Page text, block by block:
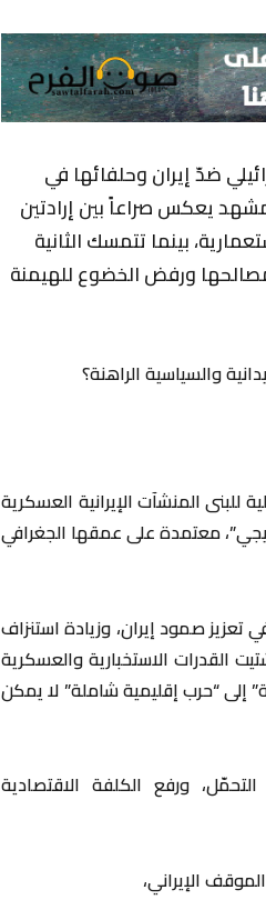
ضدّ إيران وحلفائها في
يعكس صراعاً بين إرادتين
بينما تتمسك الثانية
ورفض الخضوع للهيمنة
والسياسية الراهنة؟
للبنى المنشآت الإيرانية العسكرية
معتمدة على عمقها الجغرافي
صمود إيران، وزيادة استنزاف
القدرات الاستخبارية والعسكرية
إلى “حرب إقليمية شاملة” لا يمكن
ورفع الكلفة الاقتصادية
الإيراني،